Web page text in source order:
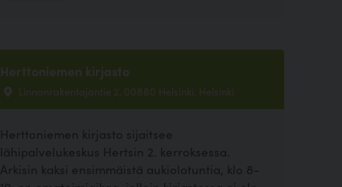
Herttoniemen kirjasto
Linnanrakentajantie 2, 00880 Helsinki, Helsinki
Herttoniemen kirjasto sijaitsee
lähipalvelukeskus Hertsin 2. kerroksessa.
Arkisin kaksi ensimmäistä aukiolotuntia, klo 8-